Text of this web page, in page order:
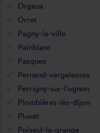
Orgeux
Orret
Pagny-la-ville
Painblanc
Pasques
Pernand-vergelesses
Perrigny-sur-l'ognon
Plombières-lès-dijon
Pluvet
Poiseul-la-grange